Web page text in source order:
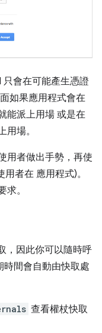
會在可能產生憑證
如果應用程式會在
能派上用場 或是在
場。
用者做出手勢，再使
者在 應用程式)。
。
，因此你可以隨時呼
時間會自動由快取處
查看權杖快取